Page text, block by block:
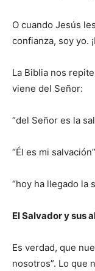
O cuando Jesús
confianza, soy yo.
La Biblia nos
viene del Señor:
“del Señor es la
“Él es mi
“hoy ha llegado la
El Salvador y sus
Es verdad, que
nosotros”. Lo que